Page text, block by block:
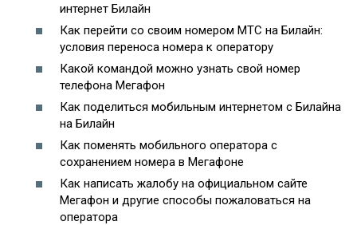
интернет Билайн
Как перейти со своим номером МТС на Билайн:
условия переноса номера к оператору
Какой командой можно узнать свой номер
телефона Мегафон
Как поделиться мобильным интернетом с Билайна
на Билайн
Как поменять мобильного оператора с
сохранением номера в Мегафоне
Как написать жалобу на официальном сайте
Мегафон и другие способы пожаловаться на
оператора